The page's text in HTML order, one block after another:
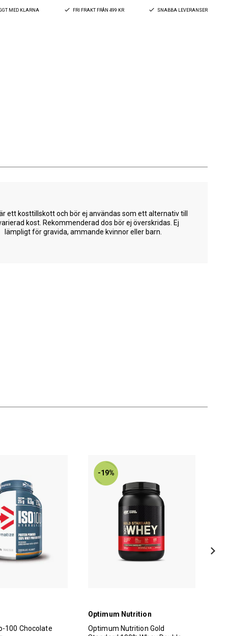
MED KLARNA FRI FRAKT FRÅN 499 KR SNABBA LEVERANSER
ett kosttillskott och bör ej användas som ett alternativ till
kost. Rekommenderad dos bör ej överskridas. Ej
lämpligt för gravida, ammande kvinnor eller barn.
100 Chocolate
-19%
Optimum Nutrition
Optimum Nutrition Gold